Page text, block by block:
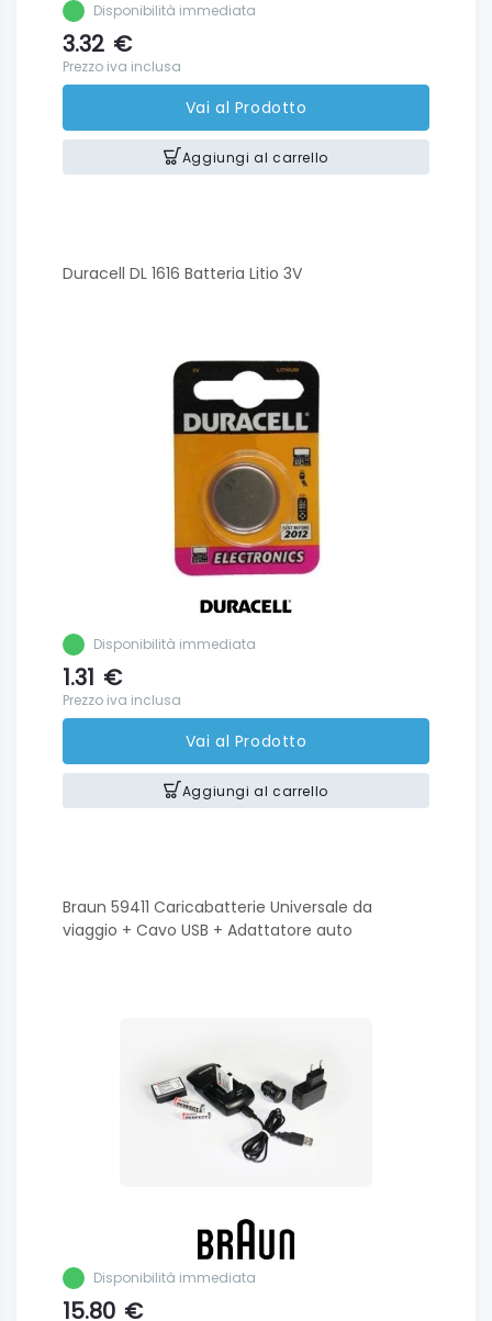
Disponibilità immediata
3.32 €
Prezzo iva inclusa
Vai al Prodotto
Aggiungi al carrello
Duracell DL 1616 Batteria Litio 3V
Disponibilità immediata
1.31 €
Prezzo iva inclusa
Vai al Prodotto
Aggiungi al carrello
Braun 59411 Caricabatterie Universale da
viaggio + Cavo USB + Adattatore auto
Disponibilità immediata
15.80 €